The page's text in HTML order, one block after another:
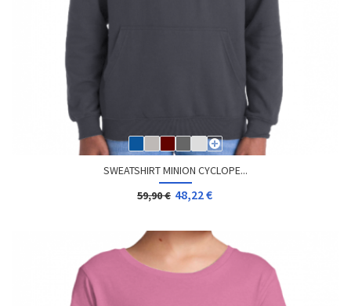
SWEATSHIRT MINION CYCLOPE...
59,90 € 48,22 €